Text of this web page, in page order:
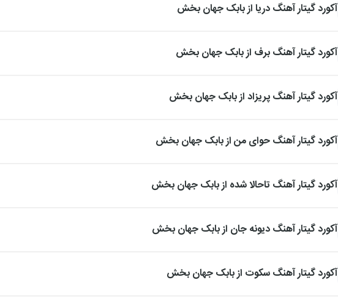
آکورد گیتار آهنگ دریا از بابک جهان بخش
آکورد گیتار آهنگ برف از بابک جهان بخش
آکورد گیتار آهنگ پریزاد از بابک جهان بخش
آکورد گیتار آهنگ حوای من از بابک جهان بخش
آکورد گیتار آهنگ تاحالا شده از بابک جهان بخش
آکورد گیتار آهنگ دیونه جان از بابک جهان بخش
آکورد گیتار آهنگ سکوت از بابک جهان بخش